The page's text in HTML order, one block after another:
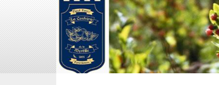
Confrérie Myrtille Forézienne